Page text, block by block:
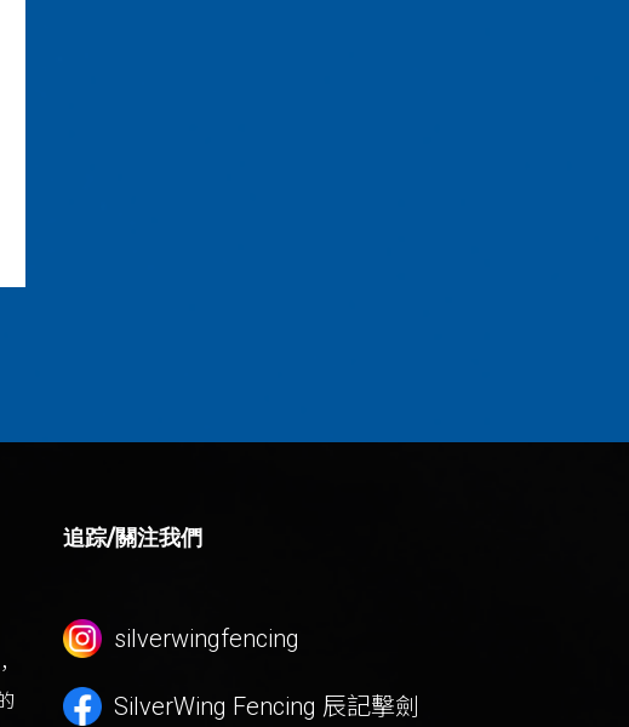
追踪/關注我們
silverwingfencing
SilverWing Fencing 辰記擊劍